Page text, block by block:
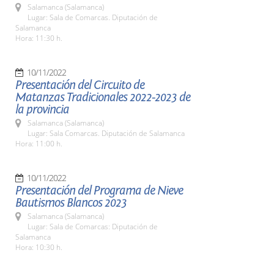
Salamanca (Salamanca)
Lugar: Sala de Comarcas. Diputación de
Salamanca
Hora: 11:30 h.
10/11/2022
Presentación del Circuito de
Matanzas Tradicionales 2022-2023 de
la provincia
Salamanca (Salamanca)
Lugar: Sala Comarcas. Diputación de Salamanca
Hora: 11:00 h.
10/11/2022
Presentación del Programa de Nieve
Bautismos Blancos 2023
Salamanca (Salamanca)
Lugar: Sala de Comarcas: Diputación de
Salamanca
Hora: 10:30 h.